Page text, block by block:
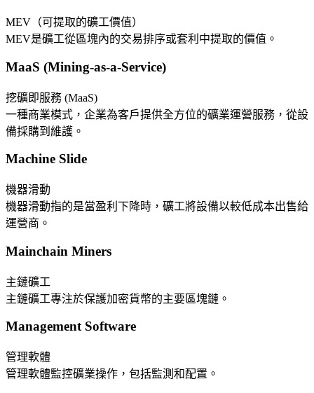
MEV（可提取的礦工價值）
MEV是礦工從區塊內的交易排序或套利中提取的價值。
MaaS (Mining-as-a-Service)
挖礦即服務 (MaaS)
一種商業模式，企業為客戶提供全方位的礦業運營服務，從設
備採購到維護。
Machine Slide
機器滑動
機器滑動指的是當盈利下降時，礦工將設備以較低成本出售給
運營商。
Mainchain Miners
主鏈礦工
主鏈礦工專注於保護加密貨幣的主要區塊鏈。
Management Software
管理軟體
管理軟體監控礦業操作，包括監測和配置。